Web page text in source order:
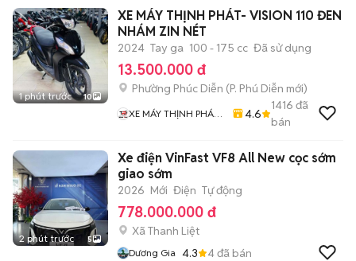
1 phút trước 10
XE MÁY THỊNH PHÁT- VISION 110 ĐEN
NHÁM ZIN NÉT
2024 Tay ga 100 - 175 cc Đã sử dụng
13.500.000 đ
Phường Phúc Diễn (P. Phú Diễn mới)
XE MÁY THỊNH PHÁT
4.6
1416 đã
bán
2 phút trước 5
Xe điện VinFast VF8 All New cọc sớm
giao sớm
2026 Mới Điện Tự động
778.000.000 đ
Xã Thanh Liệt
Dương Gia 4.3 4đã bán